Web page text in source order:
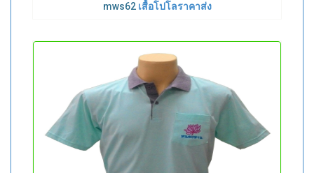
mws62 เสื้อโปโลราคาส่ง